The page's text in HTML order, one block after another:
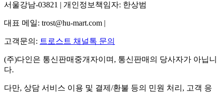
서울강남-03821 | 개인정보책임자: 한상범
대표 메일: trost@hu-mart.com |
고객문의: 트로스트 채널톡 문의
(주)다인은 통신판매중개자이며, 통신판매의 당사자가 아닙니
다.
다만, 상담 서비스 이용 및 결제/환불 등의 민원 처리, 고객 응